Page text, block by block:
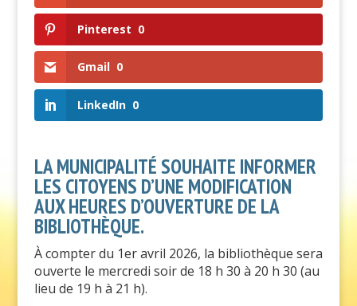
Pinterest 0
Gmail 0
LinkedIn 0
LA MUNICIPALITÉ SOUHAITE INFORMER
LES CITOYENS D’UNE MODIFICATION
AUX HEURES D’OUVERTURE DE LA
BIBLIOTHÈQUE.
À compter du 1er avril 2026, la bibliothèque sera
ouverte le mercredi soir de 18 h 30 à 20 h 30 (au
lieu de 19 h à 21 h).